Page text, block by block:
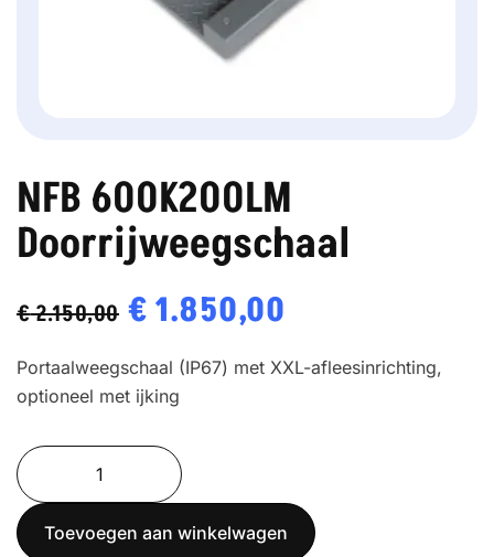
NFB 600K200LM
Doorrijweegschaal
€2.150,00 Oorspronkelijke
prijs
was:
€ 2.150,00.
€1.850,00
prijs
Portaalweegschaal (IP67) met XXL-afleesinrichting,
optioneel met ijking
NFB
600K200LM
Doorrijweegschaal
aantal
Toevoegen aan winkelwagen